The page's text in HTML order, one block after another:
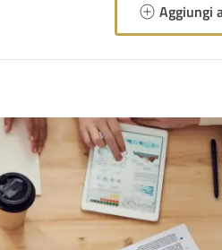
Aggiungi